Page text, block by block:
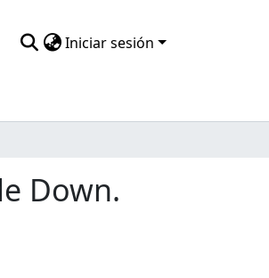
Iniciar sesión
Down.